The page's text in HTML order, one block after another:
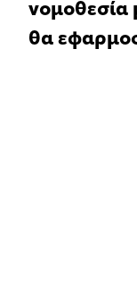
νομοθεσία
θα